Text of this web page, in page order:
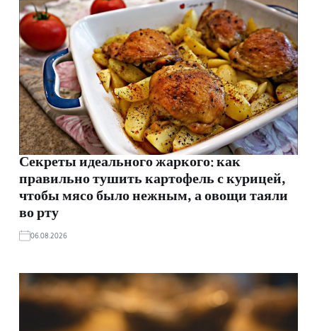
Секреты идеального жаркого: как
правильно тушить картофель с курицей,
чтобы мясо было нежным, а овощи таяли
во рту
06.08.2026